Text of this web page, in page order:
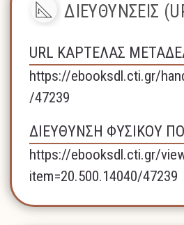
ΔΙΕΥΘΥΝΣΕΙΣ
URL ΚΑΡΤΕΛΑΣ
https://ebooksdl.cti.gr/
/47239
ΔΙΕΥΘΥΝΣΗ ΦΥΣΙΚΟΥ
https://ebooksdl.cti.gr/
item=20.500.14040/47239